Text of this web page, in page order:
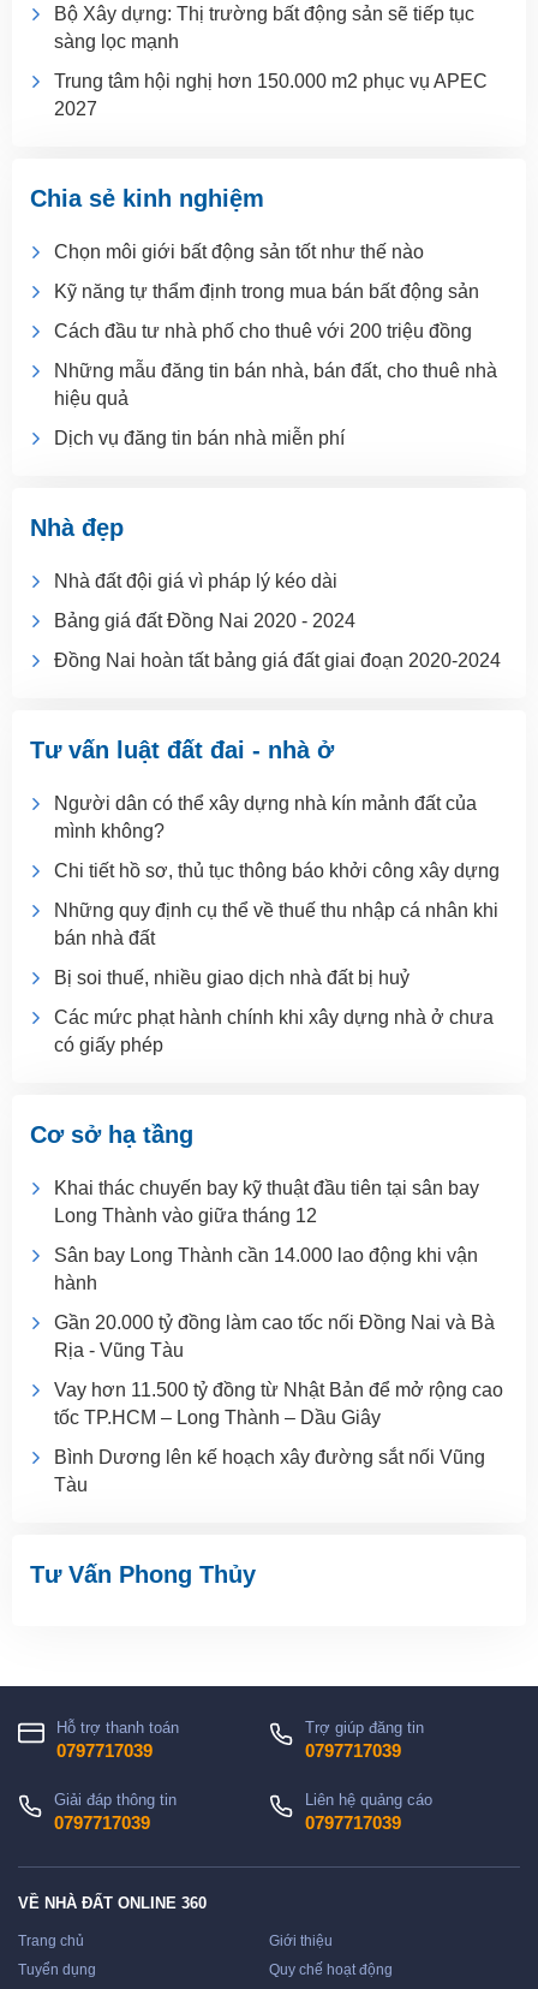
Bộ Xây dựng: Thị trường bất động sản sẽ tiếp tục
sàng lọc mạnh
Trung tâm hội nghị hơn 150.000 m2 phục vụ APEC
2027
Chia sẻ kinh nghiệm
Chọn môi giới bất động sản tốt như thế nào
Kỹ năng tự thẩm định trong mua bán bất động sản
Cách đầu tư nhà phố cho thuê với 200 triệu đồng
Những mẫu đăng tin bán nhà, bán đất, cho thuê nhà
hiệu quả
Dịch vụ đăng tin bán nhà miễn phí
Nhà đẹp
Nhà đất đội giá vì pháp lý kéo dài
Bảng giá đất Đồng Nai 2020 - 2024
Đồng Nai hoàn tất bảng giá đất giai đoạn 2020-2024
Tư vấn luật đất đai - nhà ở
Người dân có thể xây dựng nhà kín mảnh đất của
mình không?
Chi tiết hồ sơ, thủ tục thông báo khởi công xây dựng
Những quy định cụ thể về thuế thu nhập cá nhân khi
bán nhà đất
Bị soi thuế, nhiều giao dịch nhà đất bị huỷ
Các mức phạt hành chính khi xây dựng nhà ở chưa
có giấy phép
Cơ sở hạ tầng
Khai thác chuyến bay kỹ thuật đầu tiên tại sân bay
Long Thành vào giữa tháng 12
Sân bay Long Thành cần 14.000 lao động khi vận
hành
Gần 20.000 tỷ đồng làm cao tốc nối Đồng Nai và Bà
Rịa - Vũng Tàu
Vay hơn 11.500 tỷ đồng từ Nhật Bản để mở rộng cao
tốc TP.HCM – Long Thành – Dầu Giây
Bình Dương lên kế hoạch xây đường sắt nối Vũng
Tàu
Tư Vấn Phong Thủy
Hỗ trợ thanh toán
0797717039
Trợ giúp đăng tin
0797717039
Giải đáp thông tin
0797717039
Liên hệ quảng cáo
0797717039
VỀ NHÀ ĐẤT ONLINE 360
Trang chủ
Giới thiệu
Tuyển dụng
Quy chế hoạt động